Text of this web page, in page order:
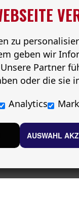
zu
geben wir
Partner
oder die sie
Analytics
AUSWAHL